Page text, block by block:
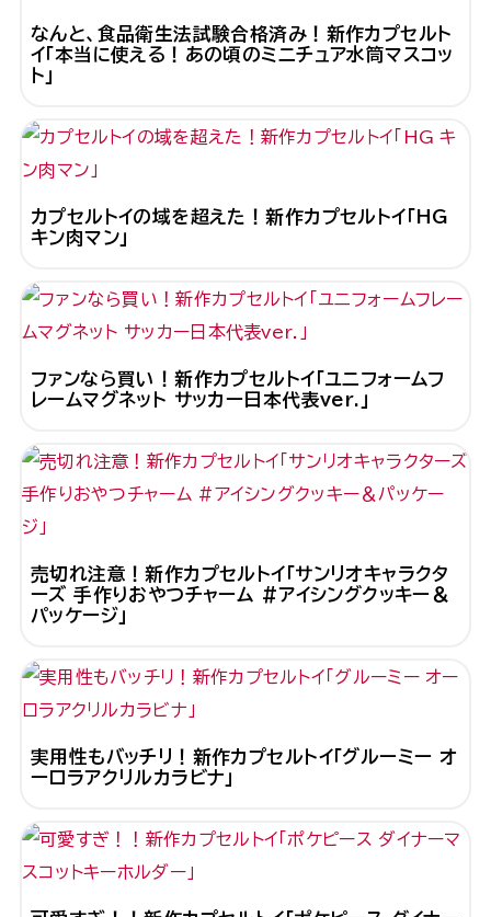
なんと、食品衛生法試験合格済み！新作カプセルト
イ「本当に使える！あの頃のミニチュア水筒マスコッ
ト」
カプセルトイの域を超えた！新作カプセルトイ「HG
キン肉マン」
ファンなら買い！新作カプセルトイ「ユニフォームフ
レームマグネット サッカー日本代表ver.」
売切れ注意！新作カプセルトイ「サンリオキャラクタ
ーズ 手作りおやつチャーム #アイシングクッキー＆
パッケージ」
実用性もバッチリ！新作カプセルトイ「グルーミー オ
ーロラアクリルカラビナ」